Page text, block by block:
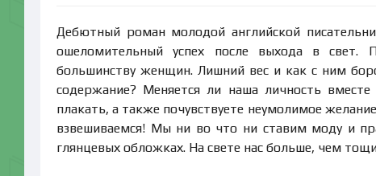
Дебютный роман молодой английской
ошеломительный успех после выхода в свет.
большинству женщин. Лишний вес и как с ним
содержание? Меняется ли наша личность
плакать, а также почувствуете неумолимое
взвешиваемся! Мы ни во что ни ставим моду и
глянцевых обложках. На свете нас больше, чем